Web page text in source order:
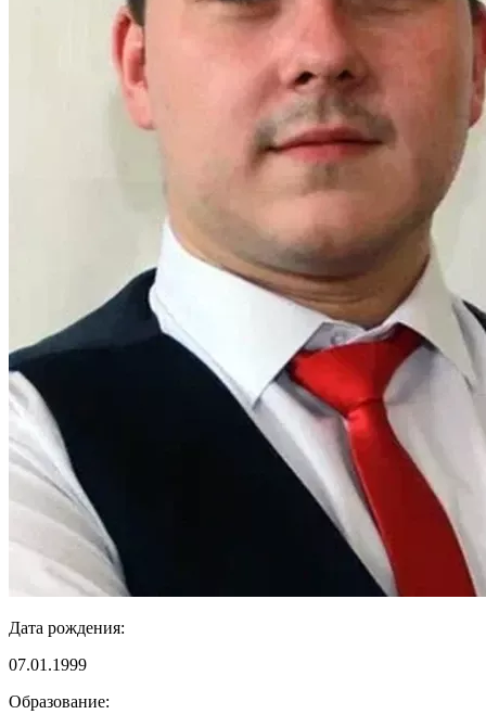
Дата рождения:
07.01.1999
Образование: